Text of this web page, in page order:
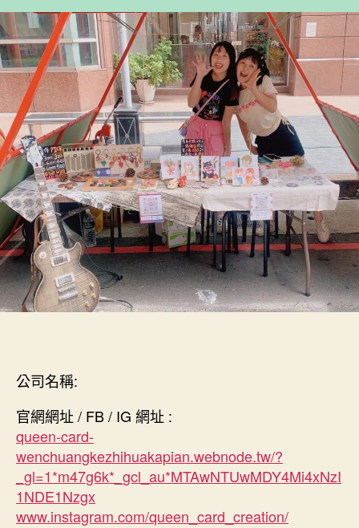
者
佈
日
期
公司名稱:
官網網址 / FB / IG 網址 :
queen-card-
wenchuangkezhihuakapian.webnode.tw/?
_gl=1*m47g6k*_gcl_au*MTAwNTUwMDY4Mi4xNzI
1NDE1Nzgx
www.instagram.com/queen_card_creation/